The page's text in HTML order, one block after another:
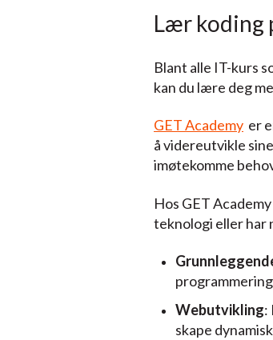
Lær koding
Blant alle IT-kurs
kan du lære deg
GET Academy er
å videreutvikle
imøtekomme
Hos GET
teknologi eller har
Webutvikling:
skape